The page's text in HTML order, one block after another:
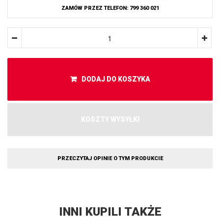
ZAMÓW PRZEZ TELEFON: 799 360 021
DODAJ DO KOSZYKA
KOSZTY WYSYŁKI
PRZECZYTAJ OPINIE O TYM PRODUKCIE
INNI KUPILI TAKŻE